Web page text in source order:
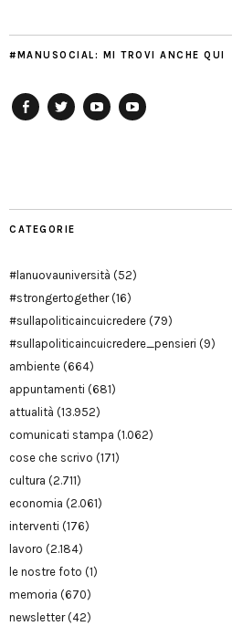
#MANUSOCIAL: MI TROVI ANCHE QUI
CATEGORIE
#lanuovauniversità (52)
#strongertogether(16)
#sullapoliticaincuicredere (79)
#sullapoliticaincuicredere_pensieri (9)
ambiente (664)
appuntamenti (681)
attualità (13.952)
comunicati stampa (1.062)
cose che scrivo (171)
cultura (2.711)
economia (2.061)
interventi (176)
lavoro (2.184)
le nostre foto (1)
memoria (670)
newsletter(42)